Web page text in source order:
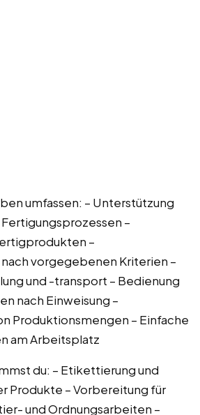
umfassen: – Unterstützung
–
–
vorgegebenen Kriterien –
und -transport – Bedienung
nach Einweisung –
Produktionsmengen – Einfache
am Arbeitsplatz
du: – Etikettierung und
Produkte – Vorbereitung für
und Ordnungsarbeiten –